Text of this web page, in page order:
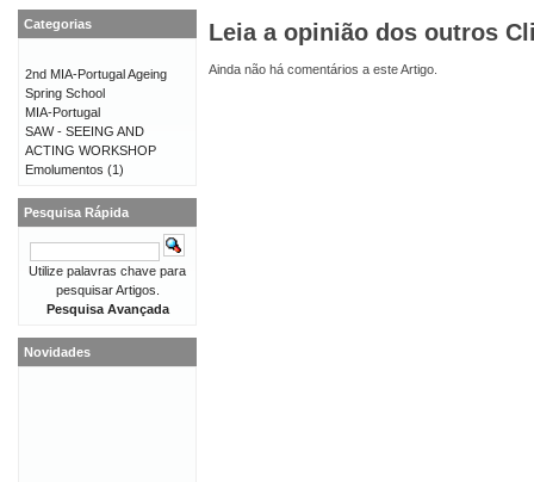
Leia a opinião dos outros
Ainda não há comentários a este Artigo.
Categorias
2nd MIA-Portugal Ageing
Spring School
MIA-Portugal
SAW - SEEING AND
ACTING WORKSHOP
Emolumentos (1)
Pesquisa Rápida
Utilize palavras chave para
pesquisar Artigos.
Pesquisa Avançada
Novidades